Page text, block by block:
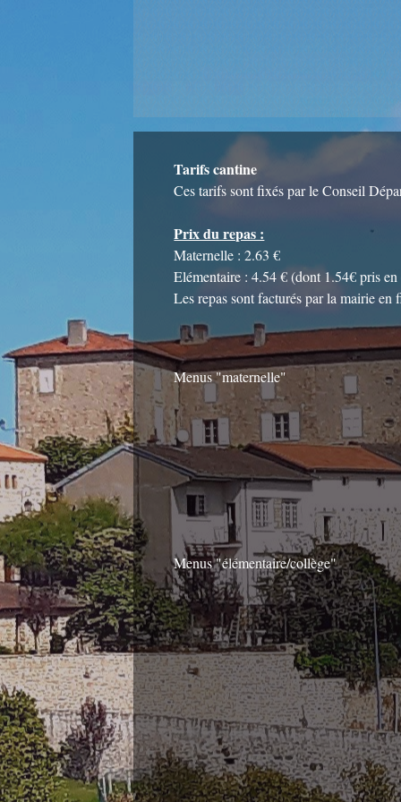
Tarifs cantine
Ces tarifs sont fixés par le Conseil
Prix du repas :
Maternelle : 2.63 €
Elémentaire : 4.54 € (dont 1.54€ pris
Les repas sont facturés par la mairie
Menus "maternelle"
Menus "élémentaire/collège"